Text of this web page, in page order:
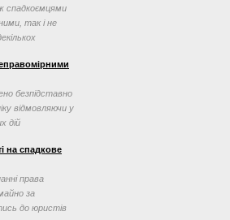
спадкоємцями
так і не
безпідставно
відмовляючи у
дій
на спадкове
права
за
до юристів